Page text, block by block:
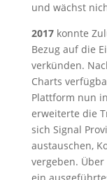
und wächst
2017konnte
Bezug auf die
verkünden.
Charts
Plattform nun
erweiterte die
sich Signal
austauschen,
vergeben.